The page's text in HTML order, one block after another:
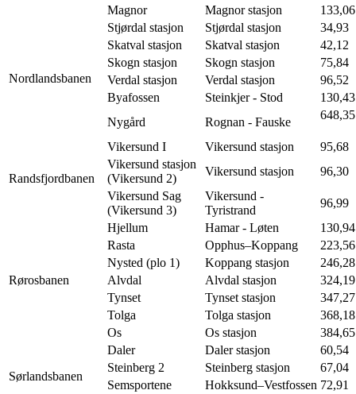
Magnor
Magnor stasjon 133,06
Nordlandsbanen
Stjørdal stasjon Stjørdal stasjon
34,93
Skatval stasjon
Skatval stasjon
42,12
Skogn stasjon
Skogn stasjon
75,84
Verdal stasjon
Verdal stasjon
96,52
Byafossen
Steinkjer - Stod
130,43
Nygård
Rognan - Fauske
648,35
Randsfjordbanen
Vikersund I Vikersund stasjon
95,68
Vikersund stasjon
(Vikersund 2)
Vikersund stasjon
96,30
Vikersund Sag
(Vikersund 3)
Vikersund -
Tyristrand
96,99
Rørosbanen
Hjellum Hamar - Løten
130,94
Rasta
Opphus–Koppang
223,56
Nysted (plo 1)
Koppang stasjon
246,28
Alvdal
Alvdal stasjon
324,19
Tynset
Tynset stasjon
347,27
Tolga
Tolga stasjon
368,18
Os
Os stasjon 384,65
Sørlandsbanen
Daler Daler stasjon
60,54
Steinberg 2
Steinberg stasjon
67,04
Semsportene
Hokksund–Vestfossen 72,91